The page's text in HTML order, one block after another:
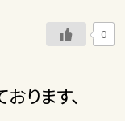
0
ります、